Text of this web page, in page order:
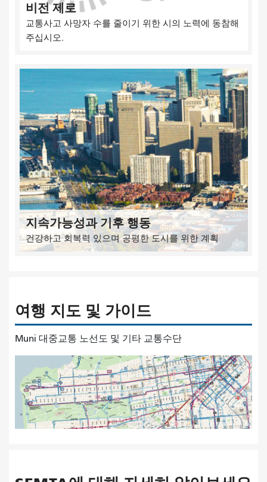
비전 제로
교통사고 사망자 수를 줄이기 위한 시의 노력에 동참해
주십시오.
지속가능성과 기후 행동
건강하고 회복력 있으며 공평한 도시를 위한 계획
여행 지도 및 가이드
Muni 대중교통 노선도 및 기타 교통수단